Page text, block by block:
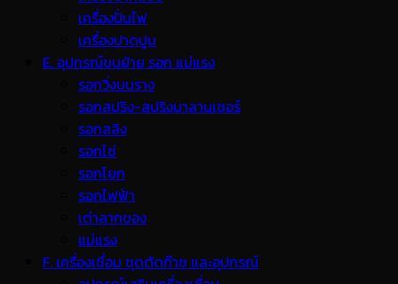
เครื่องปั่นไฟ
เครื่องปาดปูน
E. อุปกรณ์ขนย้าย รอก แม่แรง
รอกวิ่งบนราง
รอกสปริง-สปริงบาลานเซอร์
รอกสลิง
รอกโซ่
รอกโยก
รอกไฟฟ้า
เต่าลากของ
แม่แรง
F. เครื่องเชื่อม ชุดตัดก๊าซ และอุปกรณ์